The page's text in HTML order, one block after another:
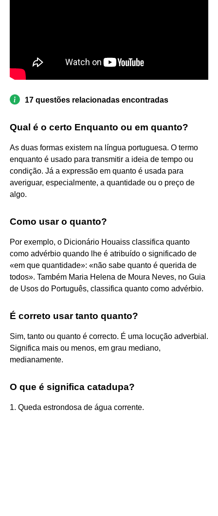
17 questões relacionadas encontradas
Qual é o certo Enquanto ou em quanto?
As duas formas existem na língua portuguesa. O termo
enquanto é usado para transmitir a ideia de tempo ou
condição. Já a expressão em quanto é usada para
averiguar, especialmente, a quantidade ou o preço de
algo.
Como usar o quanto?
Por exemplo, o Dicionário Houaiss classifica quanto
como advérbio quando lhe é atribuído o significado de
«em que quantidade»: «não sabe quanto é querida de
todos». Também Maria Helena de Moura Neves, no Guia
de Usos do Português, classifica quanto como advérbio.
É correto usar tanto quanto?
Sim, tanto ou quanto é correcto. É uma locução adverbial.
Significa mais ou menos, em grau mediano,
medianamente.
O que é significa catadupa?
1. Queda estrondosa de água corrente.